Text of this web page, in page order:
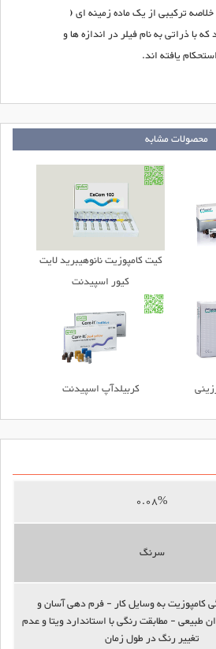
ترکیبی از یک ماده زمینه ای (
با ذراتی به نام فیلر در اندازه ها و
یافته اند.
محصولات مشابه
کیت کامپوزیت نانوهیبرید لایت
کیور اسپیدنت
کربیلدآپ اسپیدنت
0.08%
سرنگ
کامپوزیت به وسایل کار - فرم دهی آسان و
طبیعی - مطابقت رنگی با استاندارد ویتا و عدم
تغییر رنگ در طول زمان